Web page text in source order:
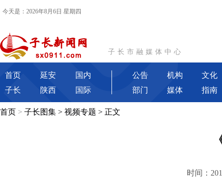
今天是：2026年8月6日 星期四
子长市融媒体中心
首页 延安
国内
子长
陕西 国际
公告 机构
文化
部门
媒体 指南
首页 > 子长图集 > 视频专题 > 正文
时间：